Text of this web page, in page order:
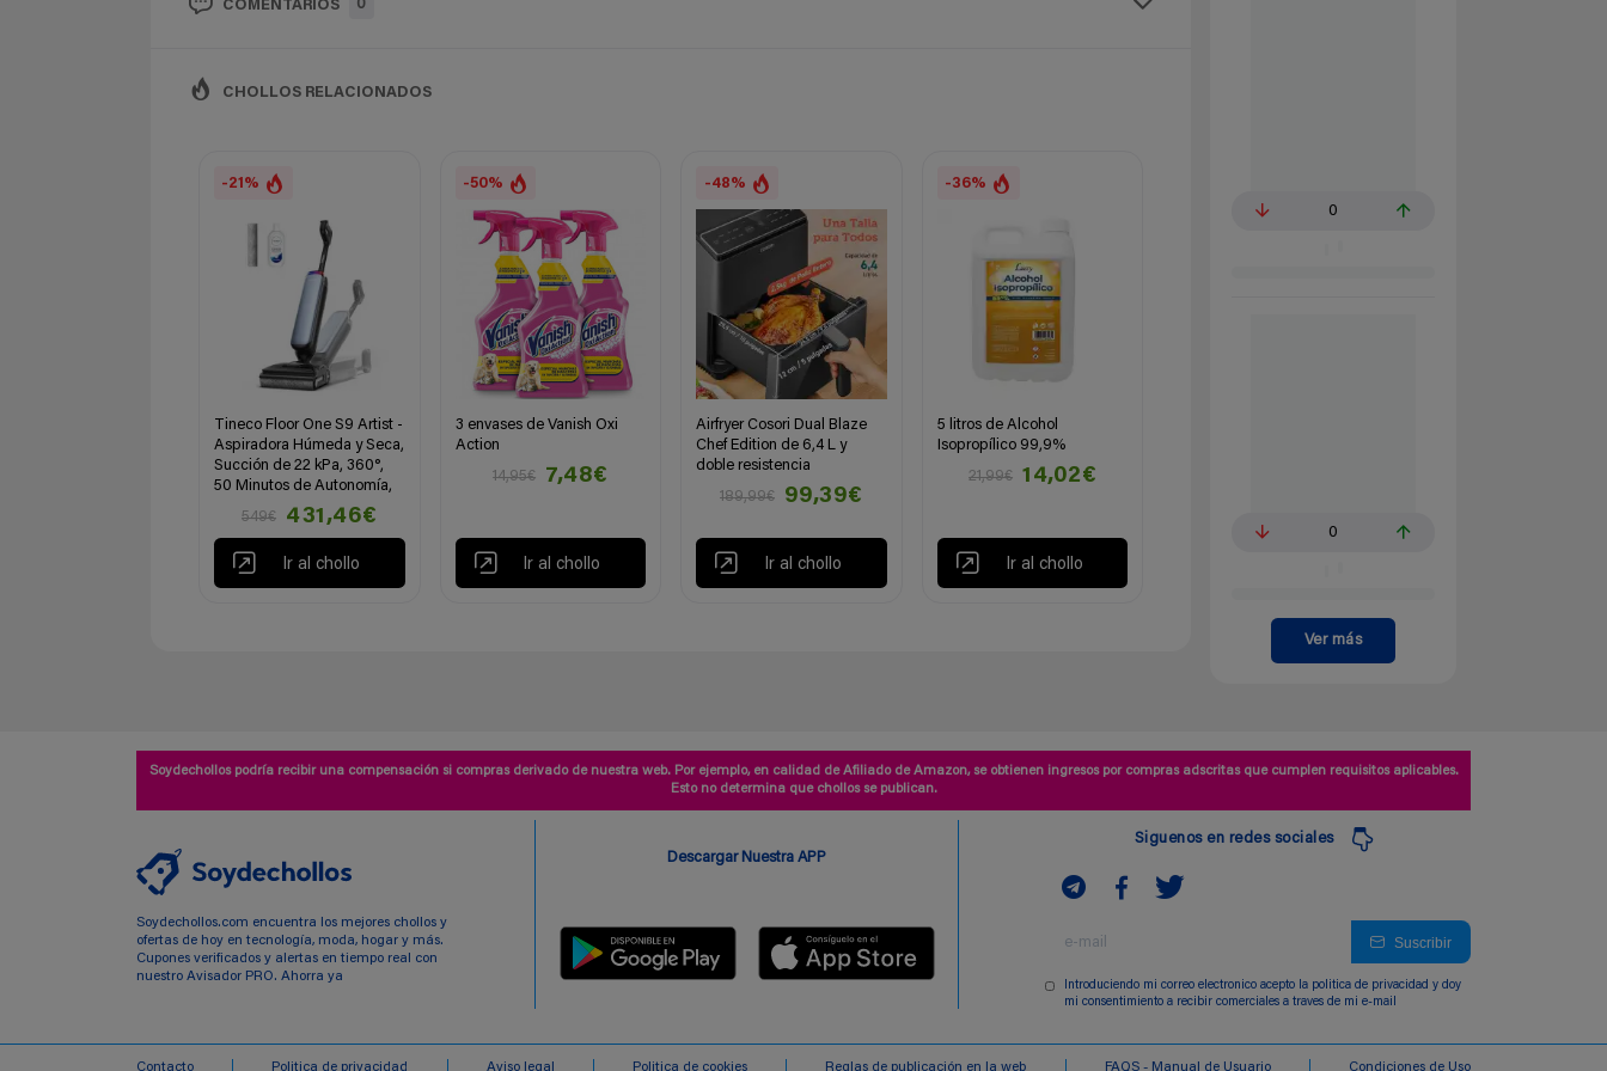
COMENTARIOS 0
CHOLLOS RELACIONADOS
-21%
Tineco Floor One S9 Artist -
Aspiradora Húmeda y Seca,
Succión de 22 kPa, 360°,
50 Minutos de Autonomía,
549€
431,46€
Ir al chollo
-50%
3 envases de Vanish Oxi
Action
14,95€
7,48€
Ir al chollo
-48%
Airfryer Cosori Dual Blaze
Chef Edition de 6,4 L y
doble resistencia
189,99€
99,39€
Ir al chollo
-36%
5 litros de Alcohol
Isopropílico 99,9%
21,99€
14,02€
Ir al chollo
0
0
Ver más
Soydechollos podría recibir una compensación si compras derivado de nuestra web. Por ejemplo, en calidad de Afiliado de Amazon, se obtienen ingresos por compras adscritas que cumplen requisitos aplicables.
Esto no determina que chollos se publican.
Soydechollos.com encuentra los mejores chollos y
ofertas de hoy en tecnología, moda, hogar y más.
Cupones verificados y alertas en tiempo real con
nuestro Avisador PRO. Ahorra ya
Descargar Nuestra APP
Siguenos en redes sociales
Suscribir
Introduciendo mi correo electronico acepto la politica de privacidad y doy
mi consentimiento a recibir comerciales a traves de mi e-mail
Contacto Politica de privacidad Aviso legal Politica de cookies Reglas de publicación en la web FAQS - Manual de Usuario Condiciones de Uso